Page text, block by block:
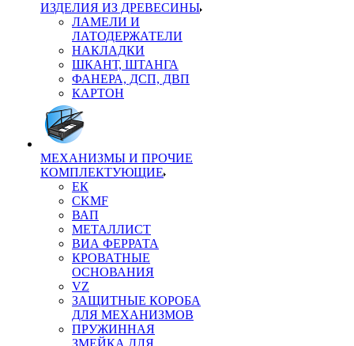
ИЗДЕЛИЯ ИЗ ДРЕВЕСИНЫ
ЛАМЕЛИ И
ЛАТОДЕРЖАТЕЛИ
НАКЛАДКИ
ШКАНТ, ШТАНГА
ФАНЕРА, ДСП, ДВП
КАРТОН
МЕХАНИЗМЫ И ПРОЧИЕ
КОМПЛЕКТУЮЩИЕ
ЕК
CKMF
ВАП
МЕТАЛЛИСТ
ВИА ФЕРРАТА
КРОВАТНЫЕ
ОСНОВАНИЯ
VZ
ЗАЩИТНЫЕ КОРОБА
ДЛЯ МЕХАНИЗМОВ
ПРУЖИННАЯ
ЗМЕЙКА ДЛЯ